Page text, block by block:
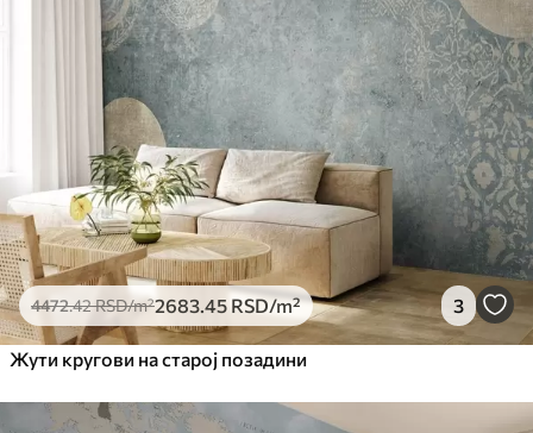
4472.42RSD/m²2683 .45 RSD/m² 3
Жути кругови на старој позадини